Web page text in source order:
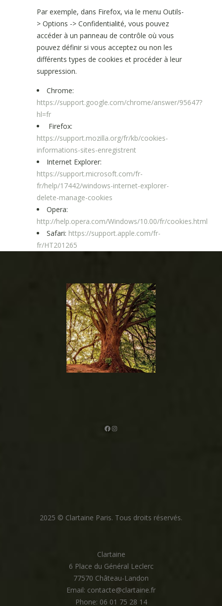
Par exemple, dans Firefox, via le menu Outils-
> Options -> Confidentialité, vous pouvez
accéder à un panneau de contrôle où vous
pouvez définir si vous acceptez ou non les
différents types de cookies et procéder à leur
suppression.
Chrome:
https://support.google.com/chrome/answer/95647?
hl=fr
Firefox:
https://support.mozilla.org/fr/kb/cookies-
informations-sites-enregistrent
Internet Explorer:
https://support.microsoft.com/fr-
fr/help/17442/windows-internet-explorer-
delete-manage-cookies
Opera:
http://help.opera.com/Windows/10.00/fr/cookies.html
Safari: https://support.apple.com/fr-
fr/HT201265
Facebook
Instagram
2025 © Clartaine Paris. Tous droits réservés.
Clartaine
6 Place du Général Leclerc
77570 Château-Landon
Email: contacte@clartaine.fr
Phone: 06 01 75 28 14